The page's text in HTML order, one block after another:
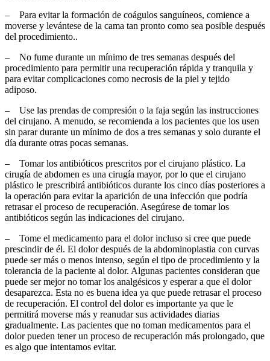
– Para evitar la formación de coágulos sanguíneos, comience a
moverse y levántese de la cama tan pronto como sea posible después
del procedimiento..
– No fume durante un mínimo de tres semanas después del
procedimiento para permitir una recuperación rápida y tranquila y
para evitar complicaciones como necrosis de la piel y tejido
adiposo.
– Use las prendas de compresión o la faja según las instrucciones
del cirujano. A menudo, se recomienda a los pacientes que los usen
sin parar durante un mínimo de dos a tres semanas y solo durante el
día durante otras pocas semanas.
– Tomar los antibióticos prescritos por el cirujano plástico. La
cirugía de abdomen es una cirugía mayor, por lo que el cirujano
plástico le prescribirá antibióticos durante los cinco días posteriores a
la operación para evitar la aparición de una infección que podría
retrasar el proceso de recuperación. Asegúrese de tomar los
antibióticos según las indicaciones del cirujano.
– Tome el medicamento para el dolor incluso si cree que puede
prescindir de él. El dolor después de la abdominoplastia con curvas
puede ser más o menos intenso, según el tipo de procedimiento y la
tolerancia de la paciente al dolor. Algunas pacientes consideran que
puede ser mejor no tomar los analgésicos y esperar a que el dolor
desaparezca. Esta no es buena idea ya que puede retrasar el proceso
de recuperación. El control del dolor es importante ya que le
permitirá moverse más y reanudar sus actividades diarias
gradualmente. Las pacientes que no toman medicamentos para el
dolor pueden tener un proceso de recuperación más prolongado, que
es algo que intentamos evitar.